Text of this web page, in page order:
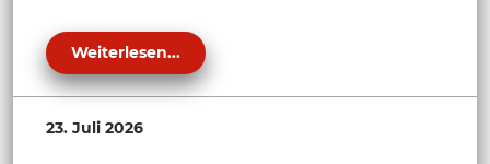
Weiterlesen...
23. Juli 2026